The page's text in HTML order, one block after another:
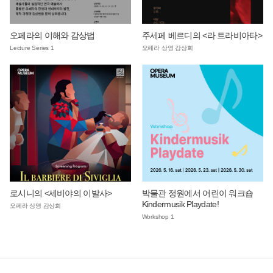
오페라의 이해와 감상법
Lecture Series 1
주세페 베르디의 <라 트라비아타>
오페라 상영 감상회
로시니의 <세비야의 이발사>
오페라 상영 감상회
박물관 정원에서 어린이 워크숍
Kindermusik Playdate!
Workshop 1